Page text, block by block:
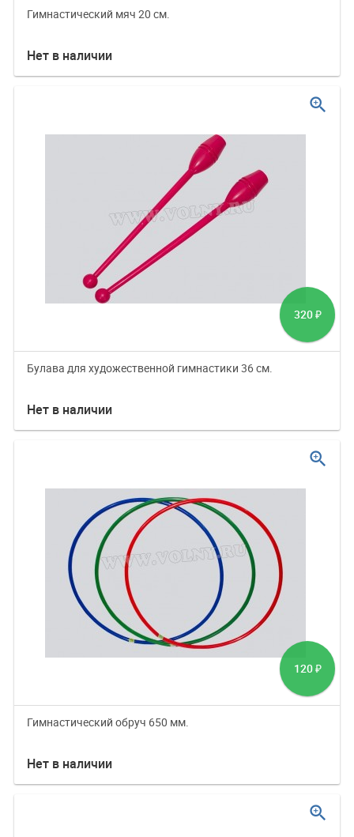
Гимнастический мяч 20 см.
Нет в наличии
320 ₽
Булава для художественной гимнастики 36 см.
Нет в наличии
zoom_in
120 ₽
Гимнастический обруч 650 мм.
Нет в наличии
zoom_in
zoom_in